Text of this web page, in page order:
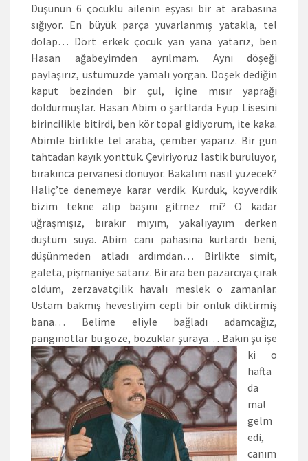
Düşünün 6 çocuklu ailenin eşyası bir at arabasına
sığıyor. En büyük parça yuvarlanmış yatakla, tel
dolap… Dört erkek çocuk yan yana yatarız, ben
Hasan ağabeyimden ayrılmam. Aynı döşeği
paylaşırız, üstümüzde yamalı yorgan. Döşek dediğin
kaput bezinden bir çul, içine mısır yaprağı
doldurmuşlar. Hasan Abim o şartlarda Eyüp Lisesini
birincilikle bitirdi, ben kör topal gidiyorum, ite kaka.
Abimle birlikte tel araba, çember yaparız. Bir gün
tahtadan kayık yonttuk. Çeviriyoruz lastik buruluyor,
bırakınca pervanesi dönüyor. Bakalım nasıl yüzecek?
Haliç’te denemeye karar verdik. Kurduk, koyverdik
bizim tekne alıp başını gitmez mi? O kadar
uğraşmışız, bırakır mıyım, yakalıyayım derken
düştüm suya. Abim canı pahasına kurtardı beni,
düşünmeden atladı ardımdan… Birlikte simit,
galeta, pişmaniye satarız. Bir ara ben pazarcıya çırak
oldum, zerzavatçilik havalı meslek o zamanlar.
Ustam bakmış hevesliyim cepli bir önlük diktirmiş
bana… Belime eliyle bağladı adamcağız,
pangınotlar bu göze, bozuklar şuraya… Bakın şu işe
ki o
hafta
da
mal
gelm
edi,
canım